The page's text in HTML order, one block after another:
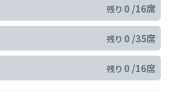
残り 0 /16席
残り 0 /35席
残り 0 /16席